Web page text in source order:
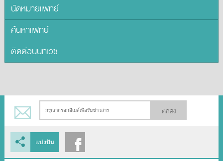
นัดหมายแพทย์
ค้นหาแพทย์
ติดต่อนนทเวช
ตกลง
แบ่งปัน